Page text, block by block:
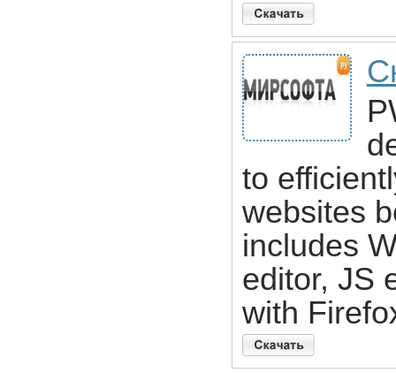
to
websites
includes
editor, JS
with